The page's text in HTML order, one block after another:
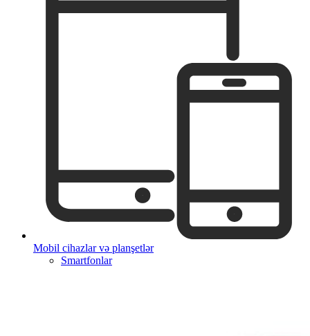
Mobil cihazlar və planşetlər
Smartfonlar